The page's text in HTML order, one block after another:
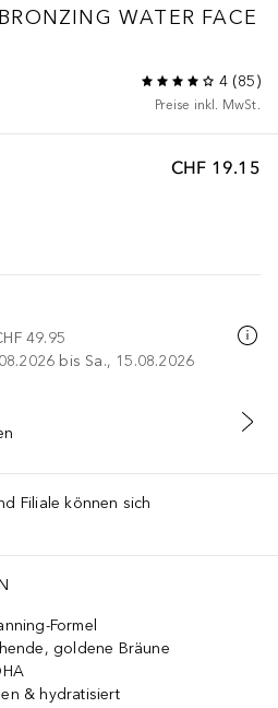
WATER FACE
4(85)
Preise inkl. MwSt.
CHF 19.15
49.95
bis Sa., 15.08.2026
WARENKORB
Filiale können sich
Formel
goldene Bräune
& hydratisiert